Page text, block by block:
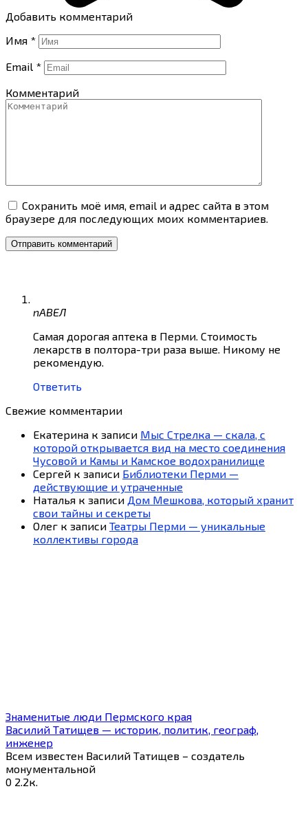
Добавить комментарий
Имя *
Email *
Комментарий
Сохранить моё имя, email и адрес сайта в этом
браузере для последующих моих комментариев.
пАВЕЛ
Самая дорогая аптека в Перми. Стоимость
лекарств в полтора-три раза выше. Никому не
рекомендую.
Ответить
Свежие комментарии
Екатерина к записи Мыс Стрелка — скала, с
которой открывается вид на место соединения
Чусовой и Камы и Камское водохранилище
Сергей к записи Библиотеки Перми —
действующие и утраченные
Наталья к записи Дом Мешкова, который хранит
свои тайны и секреты
Олег к записи Театры Перми — уникальные
коллективы города
Знаменитые люди Пермского края
Василий Татищев — историк, политик, географ,
инженер
Всем известен Василий Татищев – создатель
монументальной
0 2.2к.